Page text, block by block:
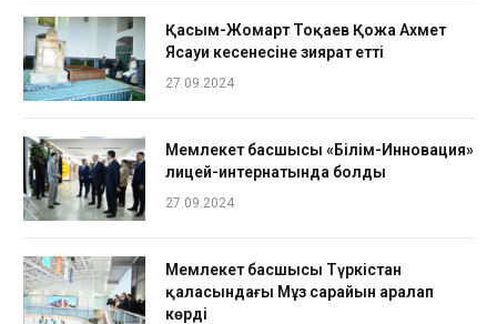
Қасым-Жомарт Тоқаев Қожа Ахмет
Ясауи кесенесіне зиярат етті
27.09.2024
Мемлекет басшысы «Білім-Инновация»
лицей-интернатында болды
27.09.2024
Мемлекет басшысы Түркістан
қаласындағы Мұз сарайын аралап
көрді